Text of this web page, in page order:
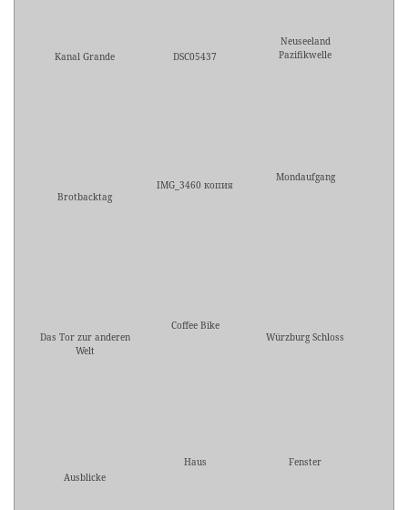
Kanal Grande DSC05437
Neuseeland
Pazifikwelle
Brotbacktag
IMG_3460 копия
Mondaufgang
Das Tor zur anderen
Welt
Coffee Bike
Würzburg Schloss
Ausblicke
Haus Fenster